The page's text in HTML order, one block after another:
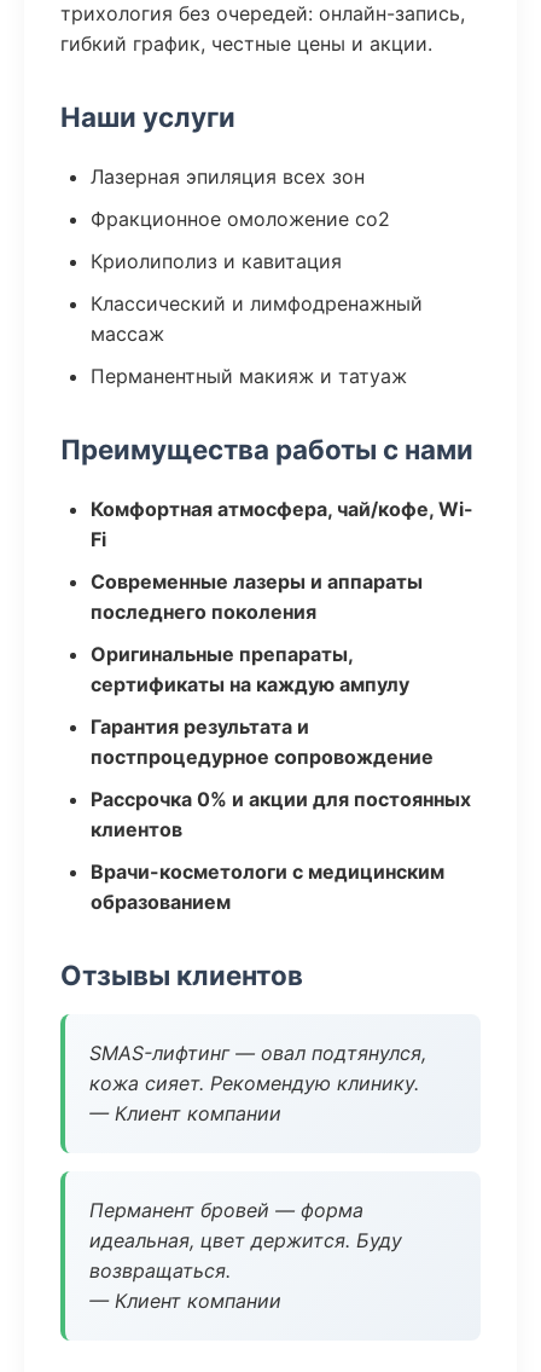
трихология без очередей: онлайн-запись,
гибкий график, честные цены и акции.
Наши услуги
Лазерная эпиляция всех зон
Фракционное омоложение co2
Криолиполиз и кавитация
Классический и лимфодренажный
массаж
Перманентный макияж и татуаж
Преимущества работы с нами
Комфортная атмосфера, чай/кофе, Wi-
Fi
Современные лазеры и аппараты
последнего поколения
Оригинальные препараты,
сертификаты на каждую ампулу
Гарантия результата и
постпроцедурное сопровождение
Рассрочка 0% и акции для постоянных
клиентов
Врачи-косметологи с медицинским
образованием
Отзывы клиентов
SMAS-лифтинг — овал подтянулся,
кожа сияет. Рекомендую клинику.
— Клиент компании
Перманент бровей — форма
идеальная, цвет держится. Буду
возвращаться.
— Клиент компании